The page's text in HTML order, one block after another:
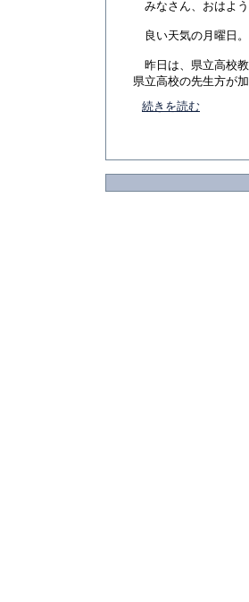
みなさん、おはよう
良い天気の月曜日
昨日は、県立高校
県立高校の先生方が
続きを読む